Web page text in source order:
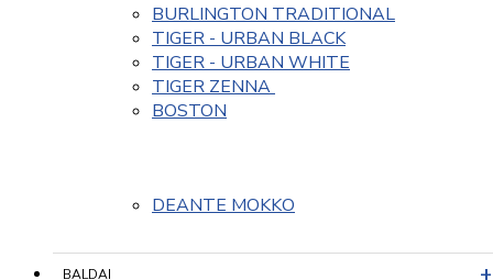
BURLINGTON TRADITIONAL
TIGER - URBAN BLACK
TIGER - URBAN WHITE
TIGER ZENNA
BOSTON
DEANTE MOKKO
BALDAI